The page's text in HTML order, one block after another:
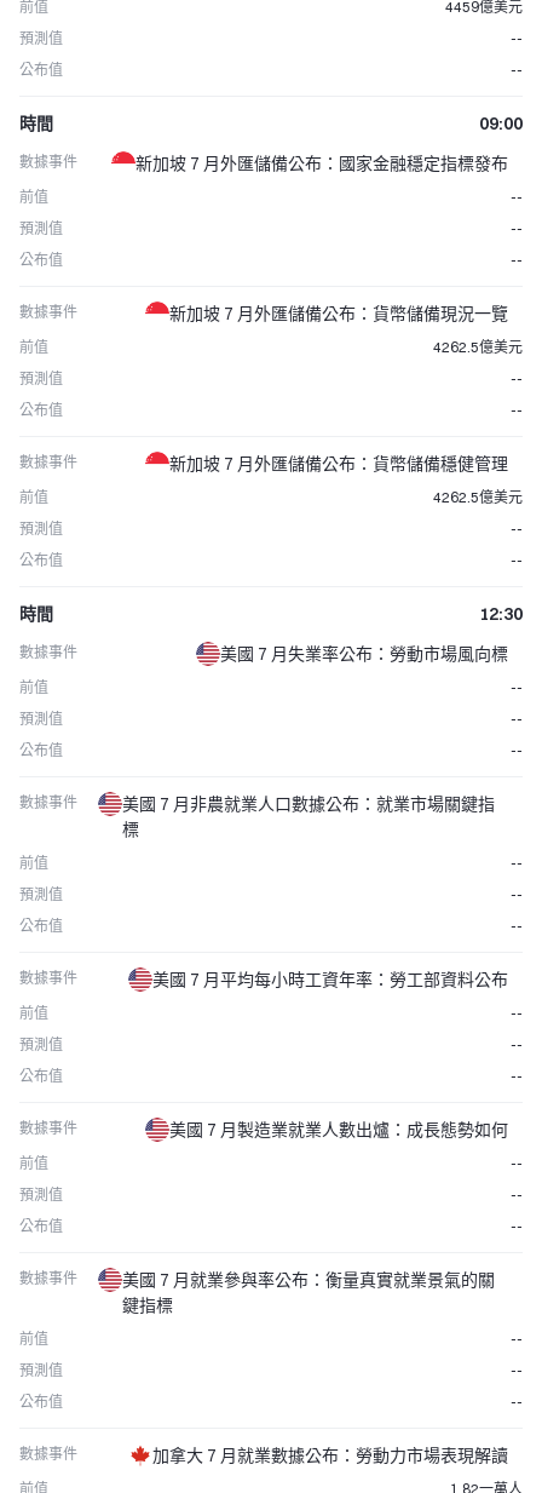
前值
4459億美元
預測值
--
公布值
--
時間 09:00
數據事件 新加坡 7 月外匯儲備公布：國家金融穩定指標發布
前值
--
預測值
--
公布值
--
數據事件 新加坡 7 月外匯儲備公布：貨幣儲備現況一覽
前值
4262.5億美元
預測值
--
公布值
--
數據事件 新加坡 7 月外匯儲備公布：貨幣儲備穩健管理
前值
4262.5億美元
預測值
--
公布值
--
時間 12:30
數據事件 美國 7 月失業率公布：勞動市場風向標
前值
--
預測值
--
公布值
--
數據事件
美國 7 月非農就業人口數據公布：就業市場關鍵指
標
前值
--
預測值
--
公布值
--
數據事件 美國 7 月平均每小時工資年率：勞工部資料公布
前值
--
預測值
--
公布值
--
數據事件 美國 7 月製造業就業人數出爐：成長態勢如何
前值
--
預測值
--
公布值
--
數據事件
美國 7 月就業參與率公布：衡量真實就業景氣的關
鍵指標
前值
--
預測值
--
公布值
--
數據事件 加拿大 7 月就業數據公布：勞動力市場表現解讀
前值 1.82一萬人